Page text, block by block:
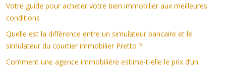
Votre guide pour acheter votre bien immobilier aux meilleures
conditions
Quelle est la différence entre un simulateur bancaire et le
simulateur du courtier immobilier Pretto ?
Comment une agence immobilière estime-t-elle le prix d’un